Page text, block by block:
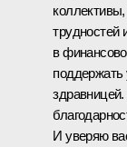
в
поддержать
И уверяю